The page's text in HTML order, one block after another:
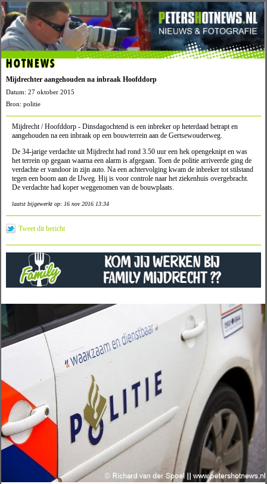
HOTNEWS
Mijdrechter aangehouden na inbraak Hoofddorp
Datum: 27 oktober 2015
Bron: politie
Mijdrecht / Hoofddorp - Dinsdagochtend is een inbreker op heterdaad betrapt en
aangehouden na een inbraak op een bouwterrein aan de Gertsewouderweg.
De 34-jarige verdachte uit Mijdrecht had rond 3.50 uur een hek opengeknipt en was
het terrein op gegaan waarna een alarm is afgegaan. Toen de politie arriveerde ging de
verdachte er vandoor in zijn auto. Na een achtervolging kwam de inbreker tot stilstand
tegen een boom aan de IJweg. Hij is voor controle naar het ziekenhuis overgebracht.
De verdachte had koper weggenomen van de bouwplaats.
laatst bijgewerkt op: 16 nov 2016 13:34
Tweet dit bericht